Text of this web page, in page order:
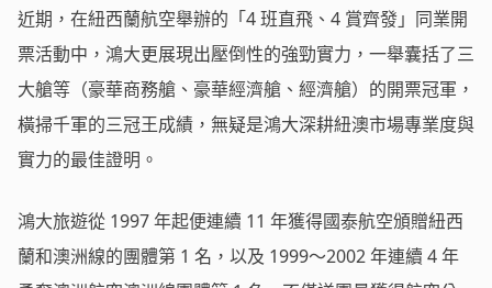
近期，在紐西蘭航空舉辦的「4 班直飛、4 賞齊發」同業開
票活動中，鴻大更展現出壓倒性的強勁實力，一舉囊括了三
大艙等（豪華商務艙、豪華經濟艙、經濟艙）的開票冠軍，
橫掃千軍的三冠王成績，無疑是鴻大深耕紐澳市場專業度與
實力的最佳證明。
鴻大旅遊從 1997 年起便連續 11 年獲得國泰航空頒贈紐西
蘭和澳洲線的團體第 1 名，以及 1999～2002 年連續 4 年